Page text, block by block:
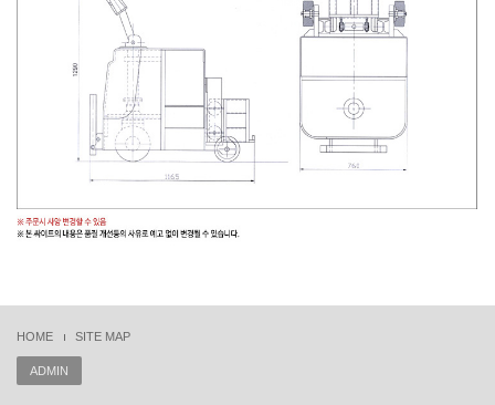
HOME SITE MAP
ADMIN